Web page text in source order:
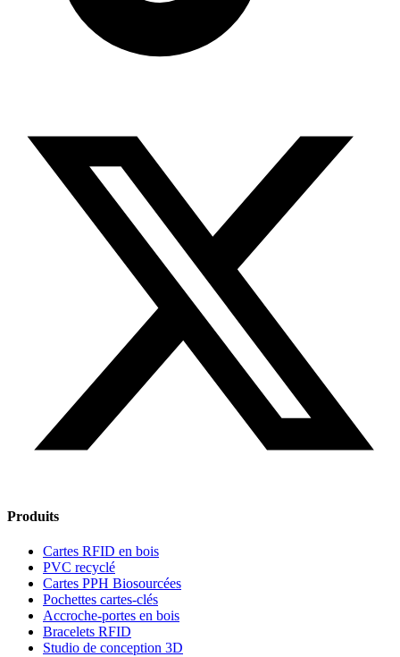
Produits
Cartes RFID en bois
PVC recyclé
Cartes PPH Biosourcées
Pochettes cartes-clés
Accroche-portes en bois
Bracelets RFID
Studio de conception 3D